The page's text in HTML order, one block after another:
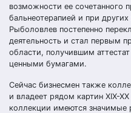
возможности ее сочетанного
бальнеотерапией и при
Рыболовлев постепенно
деятельность и стал первым
области, получившим
ценными бумагами.
Сейчас бизнесмен также
и владеет рядом картин XIX-
коллекции имеются значимые